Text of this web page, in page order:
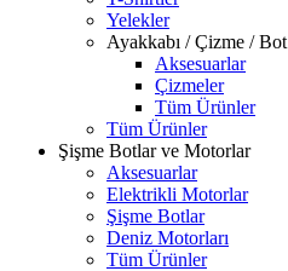
Yelekler
Ayakkabı / Çizme / Bot
Aksesuarlar
Çizmeler
Tüm Ürünler
Tüm Ürünler
Şişme Botlar ve Motorlar
Aksesuarlar
Elektrikli Motorlar
Şişme Botlar
Deniz Motorları
Tüm Ürünler